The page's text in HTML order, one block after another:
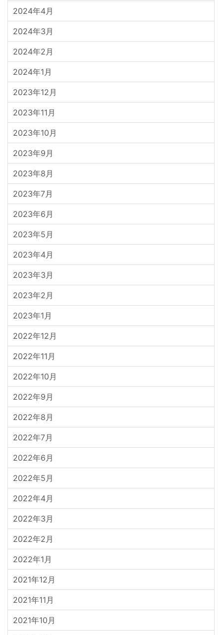
2024年4月
2024年3月
2024年2月
2024年1月
2023年12月
2023年11月
2023年10月
2023年9月
2023年8月
2023年7月
2023年6月
2023年5月
2023年4月
2023年3月
2023年2月
2023年1月
2022年12月
2022年11月
2022年10月
2022年9月
2022年8月
2022年7月
2022年6月
2022年5月
2022年4月
2022年3月
2022年2月
2022年1月
2021年12月
2021年11月
2021年10月